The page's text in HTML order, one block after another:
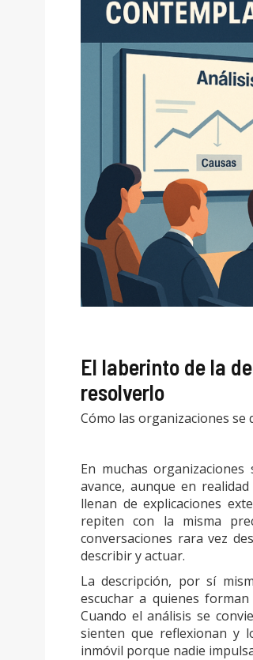
El laberinto de la
resolverlo
Cómo las organizaciones se
En muchas
avance, aunque en
llenan de explicaciones
repiten con la misma
conversaciones rara vez
describir y actuar.
La descripción, por sí
escuchar a quienes
Cuando el análisis se
sienten que reflexionan y
inmóvil porque nadie